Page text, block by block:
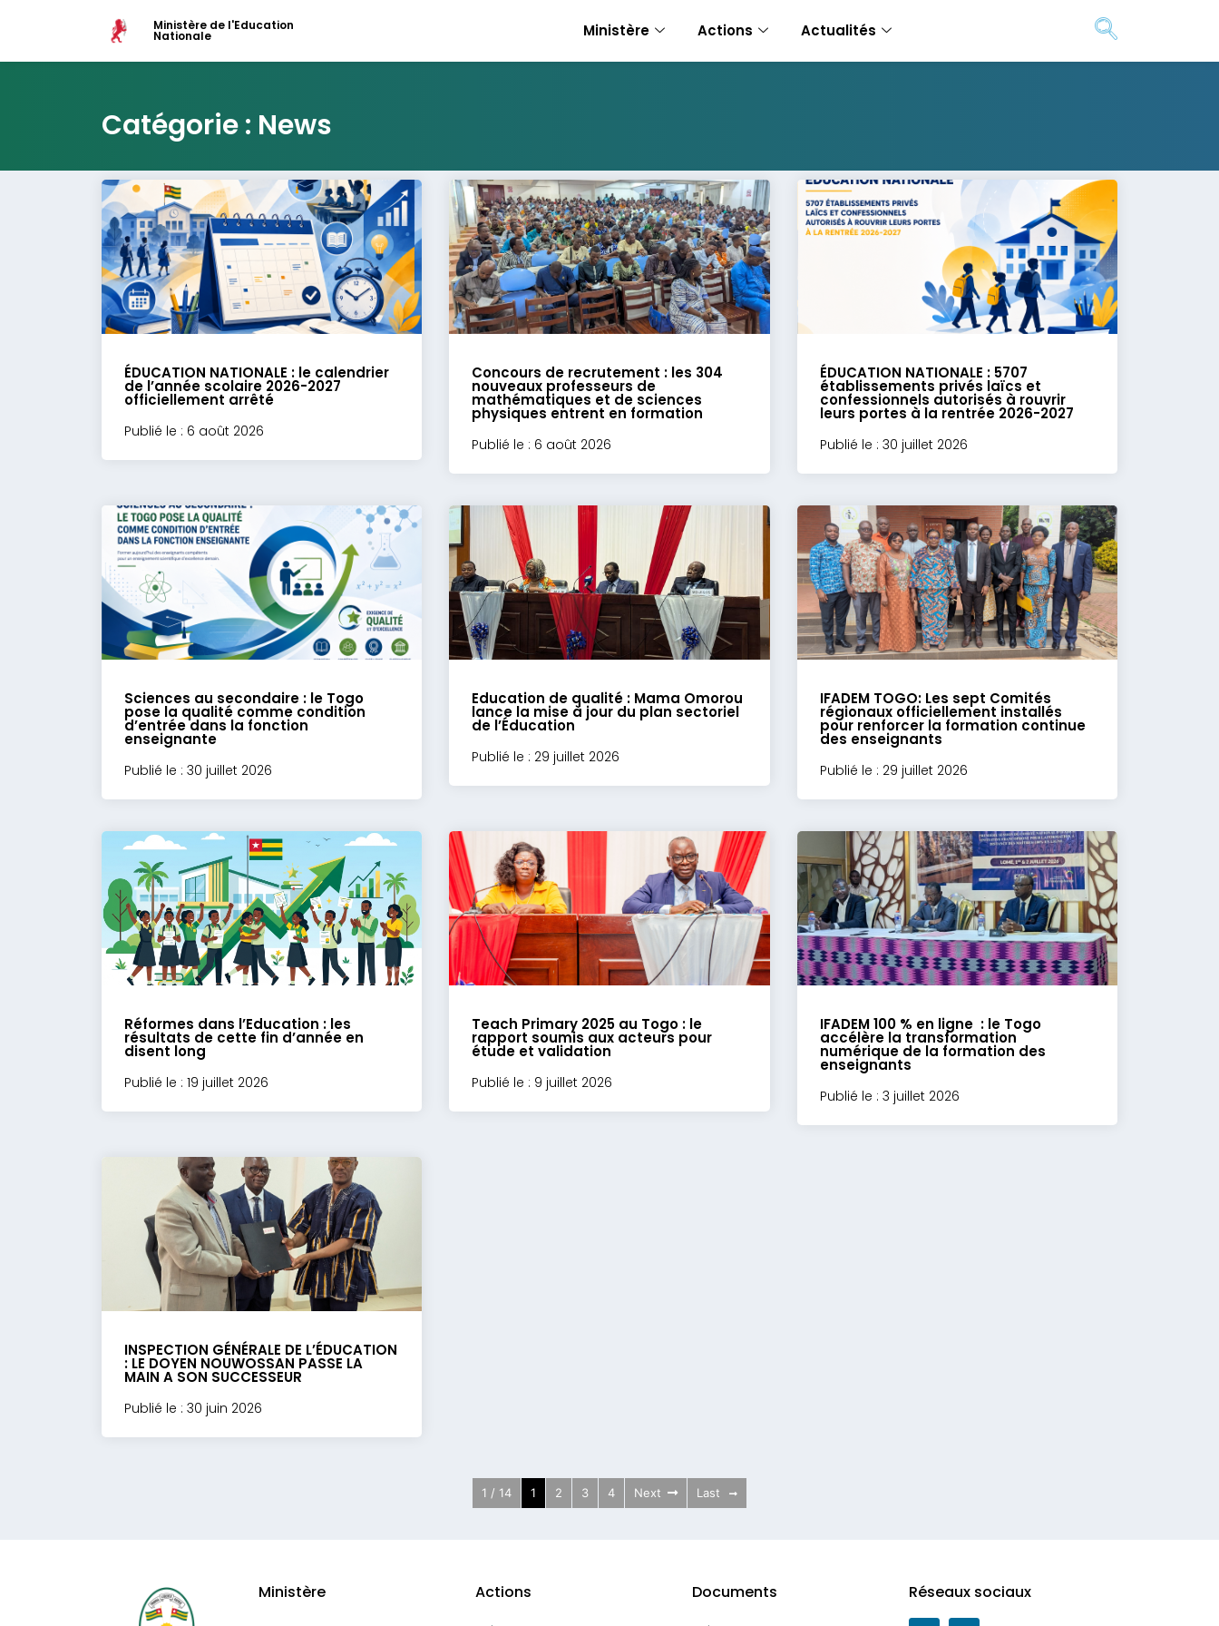
Ministère de l'Education
Nationale Ministère Actions Actualités
Catégorie : News
ÉDUCATION NATIONALE : le calendrier
de l’année scolaire 2026-2027
officiellement arrêté
Publié le : 6 août 2026
Concours de recrutement : les 304
nouveaux professeurs de
mathématiques et de sciences
physiques entrent en formation
Publié le : 6 août 2026
ÉDUCATION NATIONALE : 5707
établissements privés laïcs et
confessionnels autorisés à rouvrir
leurs portes à la rentrée 2026-2027
Publié le : 30 juillet 2026
Sciences au secondaire : le Togo
pose la qualité comme condition
d’entrée dans la fonction
enseignante
Publié le : 30 juillet 2026
Education de qualité : Mama Omorou
lance la mise à jour du plan sectoriel
de l’Éducation
Publié le : 29 juillet 2026
IFADEM TOGO: Les sept Comités
régionaux officiellement installés
pour renforcer la formation continue
des enseignants
Publié le : 29 juillet 2026
Réformes dans l’Education : les
résultats de cette fin d’année en
disent long
Publié le : 19 juillet 2026
Teach Primary 2025 au Togo : le
rapport soumis aux acteurs pour
étude et validation
Publié le : 9 juillet 2026
IFADEM 100 % en ligne : le Togo
accélère la transformation
numérique de la formation des
enseignants
Publié le : 3 juillet 2026
INSPECTION GÉNÉRALE DE L’ÉDUCATION
: LE DOYEN NOUWOSSAN PASSE LA
MAIN A SON SUCCESSEUR
Publié le : 30 juin 2026
1 / 14 1 2 3 4 Next Last
Ministère Actions Documents Réseaux sociaux